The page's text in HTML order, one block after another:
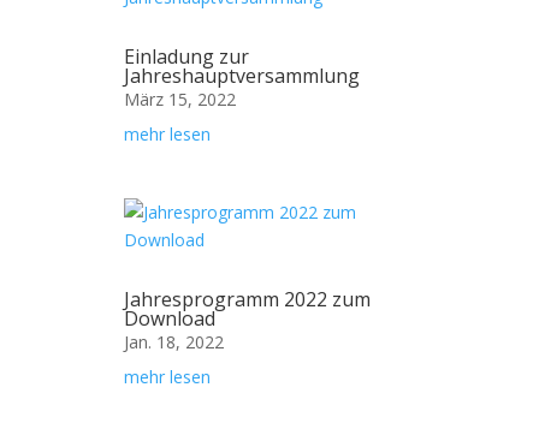
Einladung zur
Jahreshauptversammlung
März 15, 2022
mehr lesen
Jahresprogramm 2022 zum
Download
Jan. 18, 2022
mehr lesen